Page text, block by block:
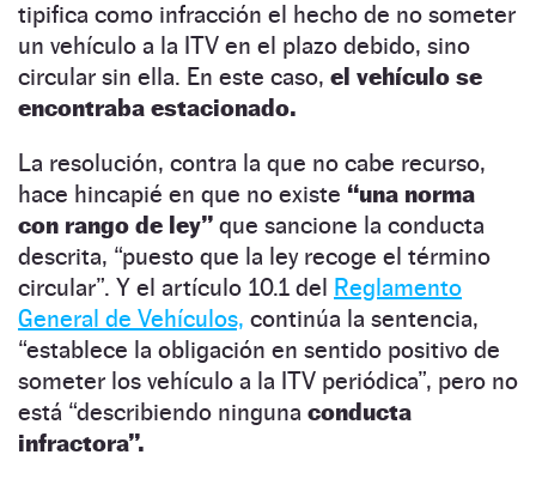
tipifica como infracción el hecho de no someter
un vehículo a la ITV en el plazo debido, sino
circular sin ella. En este caso, el vehículo se
encontraba estacionado.
La resolución, contra la que no cabe recurso,
hace hincapié en que no existe “una norma
con rango de ley” que sancione la conducta
descrita, “puesto que la ley recoge el término
circular”. Y el artículo 10.1 del Reglamento
General de Vehículos, continúa la sentencia,
“establece la obligación en sentido positivo de
someter los vehículo a la ITV periódica”, pero no
está “describiendo ninguna conducta
infractora”.